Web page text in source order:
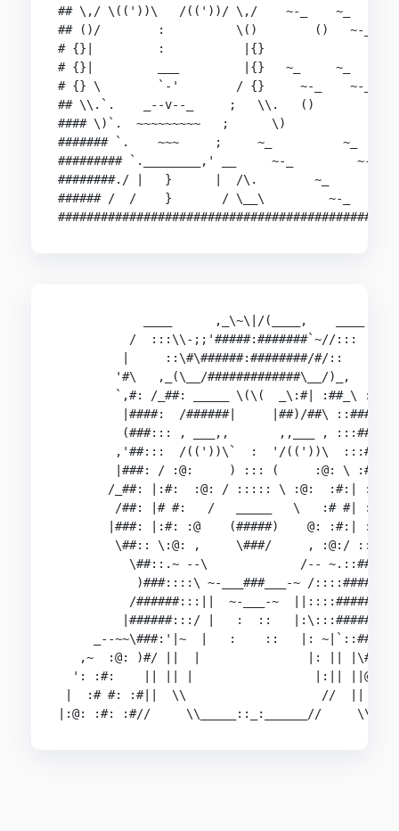
## \,/ \(('))\   /(('))/ \,/    ~-_    ~_       ~-__-
## ()/        :          \()        ()   ~-_      ~-_
# {}|         :           |{}
# {}|         ___         |{}   ~_     ~_
# {} \        `-'        / {}     ~-_    ~-_  ()
## \\.`.    _--v--_     ;   \\.   ()
#### \)`.  ~~~~~~~~~   ;      \)
####### `.    ~~~     ;     ~_          ~_
######### `.________,' __     ~-_         ~-_
########./ |   }      |  /\.        ~_
###### /  /    }       / \__\         ~-_    ()
            ____      ,_\~\|/(____,    ____
          /  :::\\-;;'#####:#######`~//:::  \
         |     ::\#\######:########/#/::     |
        '#\   ,_(\__/#############\__/)_,   /#'
        `,#: /_##: _____ \(\(  _\:#| :##_\ :##|
         |####:  /######|     |##)/##\ ::#####'
         (###::: , ___,,       ,,___ , :::####\
        ,'##:::  /(('))\`  :  '/(('))\  :::####|
|###: / :@:     ) ::: (     :@: \
/_##: |:#:  :@: / ::::: \ :@:  :#:|
/##: |# #:   /   _____   \   :# #|
       |###: |:#: :@    (#####)    @: :#:| :###\
\##:: \:@: ,     \###/     , :@:/
          \##::.~ --\             /-- ~.::#####/
           )###::::\ ~-___###___-~ /::::#####/
          /######:::||  ~-___-~  ||::::#####(
         |######:::/ |   :  ::   |:\:::######\
_--~~\###:'|~  |   :    ::   |:
,~  :@: )#/ ||  |               |: ||
': :#:    || || |                 |:|| ||@:
|  :# #: :#||  \\                   //  || :#:
|:@: :#: :#//     \\_____::_:______//     \\#